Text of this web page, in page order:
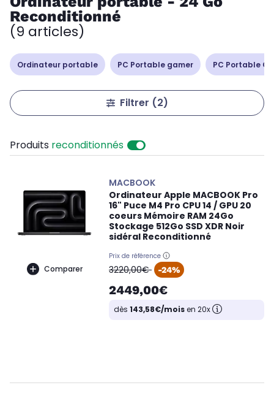
Reconditionné
(9 articles)
Ordinateur portable PC Portable gamer PC Portable
Filtrer (2)
Produits reconditionnés
Comparer
MACBOOK
Ordinateur Apple MACBOOK Pro
16" Puce M4 Pro CPU 14 / GPU 20
coeurs Mémoire RAM 24Go
Stockage 512Go SSD XDR Noir
sidéral Reconditionné
Prix de référence
oldPrice
3220,00€ -24%
2449,00€
dès 143,58€/moisen 20x